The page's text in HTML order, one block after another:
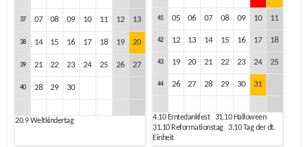
37 07 08 09 10 11 12 13
38 14 15 16 17 18 19 20
39 21 22 23 24 25 26 27
40 28 29 30
20.9Weltkindertag
41 05 06 07 08 09 10 11
42 12 13 14 15 16 17 18
43 19 20 21 22 23 24 25
44 26 27 28 29 30 31
4.10Erntedankfest 31.10Halloween
31.10Reformationstag 3.10Tag der dt.
Einheit